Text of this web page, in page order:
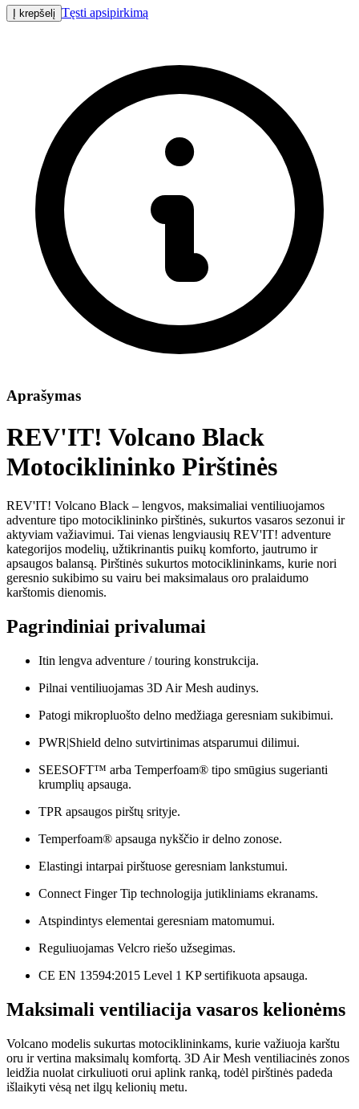
Į krepšelį Tęsti apsipirkimą
Aprašymas
REV'IT! Volcano Black
Motociklininko Pirštinės
REV'IT! Volcano Black – lengvos, maksimaliai ventiliuojamos
adventure tipo motociklininko pirštinės, sukurtos vasaros sezonui ir
aktyviam važiavimui. Tai vienas lengviausių REV'IT! adventure
kategorijos modelių, užtikrinantis puikų komforto, jautrumo ir
apsaugos balansą. Pirštinės sukurtos motociklininkams, kurie nori
geresnio sukibimo su vairu bei maksimalaus oro pralaidumo
karštomis dienomis.
Pagrindiniai privalumai
Itin lengva adventure / touring konstrukcija.
Pilnai ventiliuojamas 3D Air Mesh audinys.
Patogi mikropluošto delno medžiaga geresniam sukibimui.
PWR|Shield delno sutvirtinimas atsparumui dilimui.
SEESOFT™ arba Temperfoam® tipo smūgius sugerianti
krumplių apsauga.
TPR apsaugos pirštų srityje.
Temperfoam® apsauga nykščio ir delno zonose.
Elastingi intarpai pirštuose geresniam lankstumui.
Connect Finger Tip technologija jutikliniams ekranams.
Atspindintys elementai geresniam matomumui.
Reguliuojamas Velcro riešo užsegimas.
CE EN 13594:2015 Level 1 KP sertifikuota apsauga.
Maksimali ventiliacija vasaros kelionėms
Volcano modelis sukurtas motociklininkams, kurie važiuoja karštu
oru ir vertina maksimalų komfortą. 3D Air Mesh ventiliacinės zonos
leidžia nuolat cirkuliuoti orui aplink ranką, todėl pirštinės padeda
išlaikyti vėsą net ilgų kelionių metu.